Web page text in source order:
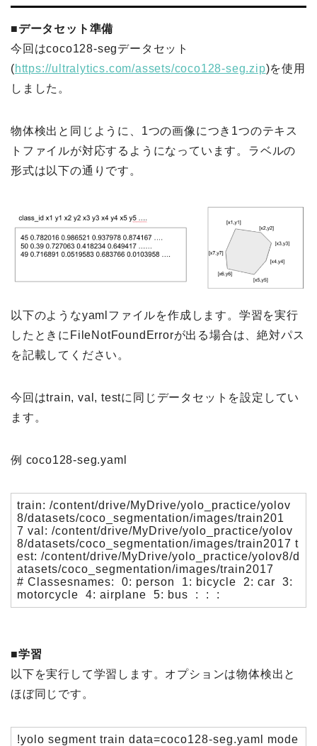
■データセット準備
今回はcoco128-segデータセット
(https://ultralytics.com/assets/coco128-seg.zip)を使用
しました。
物体検出と同じように、1つの画像につき1つのテキス
トファイルが対応するようになっています。ラベルの
形式は以下の通りです。
以下のようなyamlファイルを作成します。学習を実行
したときにFileNotFoundErrorが出る場合は、絶対パス
を記載してください。
今回はtrain, val, testに同じデータセットを設定してい
ます。
例 coco128-seg.yaml
train: /content/drive/MyDrive/yolo_practice/yolov
8/datasets/coco_segmentation/images/train201
7 val: /content/drive/MyDrive/yolo_practice/yolov
8/datasets/coco_segmentation/images/train2017 t
est: /content/drive/MyDrive/yolo_practice/yolov8/d
atasets/coco_segmentation/images/train2017
# Classesnames: 0: person 1: bicycle 2: car 3:
motorcycle 4: airplane 5: bus : : :
■学習
以下を実行して学習します。オプションは物体検出と
ほぼ同じです。
!yolo segment train data=coco128-seg.yaml mode